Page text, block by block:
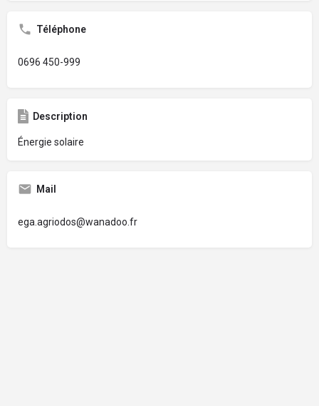
Téléphone
0696 450-999
Description
Énergie solaire
Mail
ega.agriodos@wanadoo.fr